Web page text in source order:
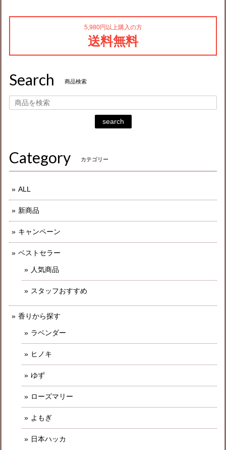
5,980円以上購入の方
送料無料
Search 商品検索
search
Category カテゴリー
ALL
新商品
キャンペーン
ベストセラー
人気商品
スタッフおすすめ
香りから探す
ラベンダー
ヒノキ
ゆず
ローズマリー
よもぎ
日本ハッカ